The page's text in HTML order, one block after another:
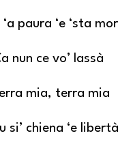
‘a paura ‘e ‘sta
nun ce vo’ lassà
mia, terra mia
si’ chiena ‘e libertà